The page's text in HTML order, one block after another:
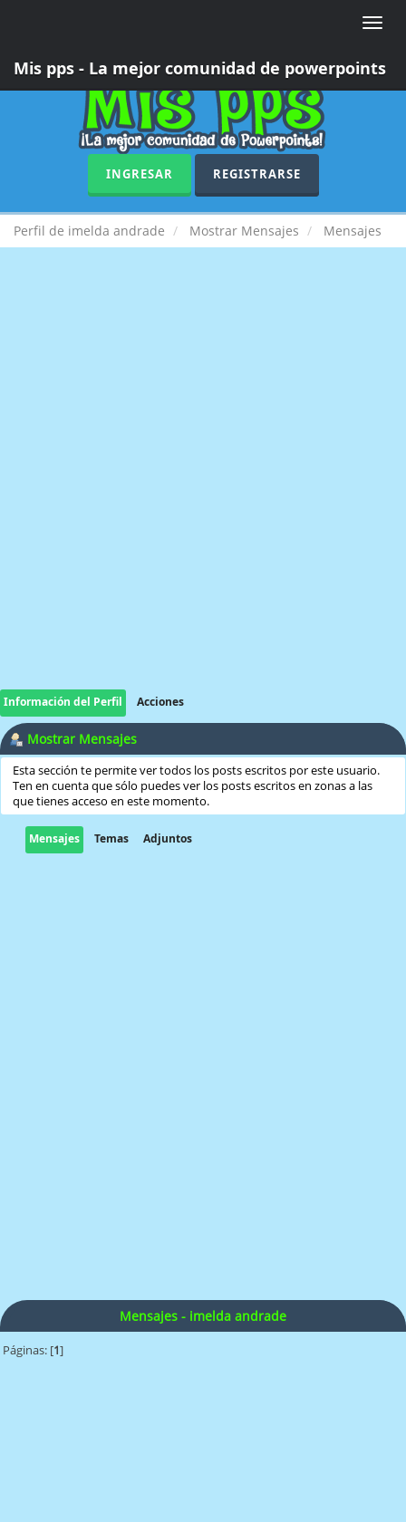
Toggle
Mis pps - La mejor comunidad de powerpoints
INGRESAR REGISTRARSE
Perfil de imelda andrade Mostrar Mensajes Mensajes
Información del Perfil Acciones
Mostrar Mensajes
Esta sección te permite ver todos los posts escritos por este usuario.
Ten en cuenta que sólo puedes ver los posts escritos en zonas a las
que tienes acceso en este momento.
Mensajes Temas Adjuntos
Mensajes - imelda andrade
Páginas: [1]